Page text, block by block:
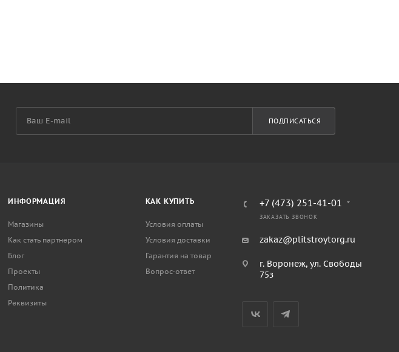
ПОДПИСАТЬСЯ
ИНФОРМАЦИЯ
Магазины
Как стать партнером
Блог
Проекты
Политика
Реквизиты
КАК КУПИТЬ
Условия оплаты
Условия доставки
Гарантия на товар
Вопрос-ответ
+7 (473) 251-41-01
ЗАКАЗАТЬ ЗВОНОК
zakaz@plitstroytorg.ru
г. Воронеж, ул. Свободы
75з